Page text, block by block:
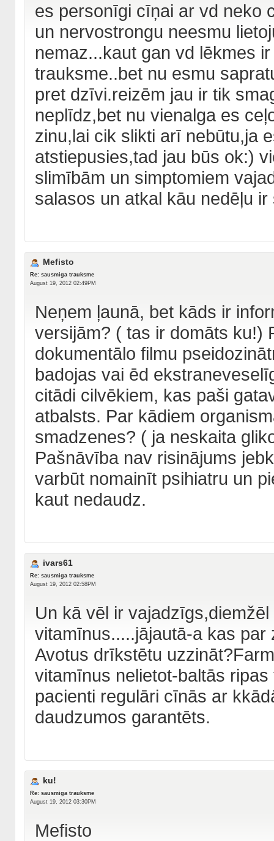
es personīgi cīņai ar vd neko
un nervostrongu neesmu
nemaz...kaut gan vd lēkmes
trauksme..bet nu esmu
pret dzīvi.reizēm jau ir tik
neplīdz,bet nu vienalga es
zinu,lai cik slikti arī nebūtu,ja
atstiepusies,tad jau būs ok:)
slimībām un simptomiem
salasos un atkal kāu nedēļu
Mefisto
Re: sausmiga trauksme
August 19, 2012 02:49PM
Neņem ļaunā, bet kāds ir
versijām? ( tas ir domāts ku!)
dokumentālo filmu
badojas vai ēd
citādi cilvēkiem, kas paši
atbalsts. Par kādiem
smadzenes? ( ja neskaita
Pašnāvība nav risinājums
varbūt nomainīt psihiatru un
kaut nedaudz.
ivars61
Re: sausmiga trauksme
August 19, 2012 02:58PM
Un kā vēl ir
vitamīnus.....jājautā-a kas
Avotus drīkstētu
vitamīnus nelietot-baltās
pacienti regulāri cīnās ar
daudzumos garantēts.
ku!
Re: sausmiga trauksme
August 19, 2012 03:30PM
Mefisto